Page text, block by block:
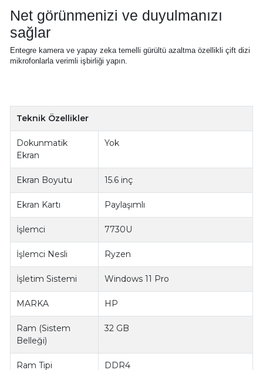
Net görünmenizi ve duyulmanızı
sağlar
Entegre kamera ve yapay zeka temelli gürültü azaltma özellikli çift dizi
mikrofonlarla verimli işbirliği yapın.
Teknik Özellikler
Dokunmatik
Ekran
Yok
Ekran Boyutu 15.6 inç
Ekran Kartı Paylaşımlı
İşlemci 7730U
İşlemci Nesli Ryzen
İşletim Sistemi Windows 11 Pro
MARKA HP
Ram (Sistem
Belleği)
32 GB
Ram Tipi DDR4